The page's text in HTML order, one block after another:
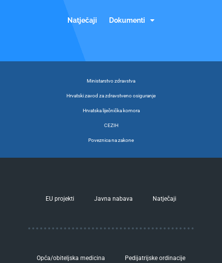
Natječaji Dokumenti
Ministarstvo zdravstva
Hrvatski zavod za zdravstveno osiguranje
Hrvatska liječnička komora
CEZIH
Poveznica na zakone
EU projekti Javna nabava Natječaji
Opća/obiteljska medicina Pedijatrijske ordinacije